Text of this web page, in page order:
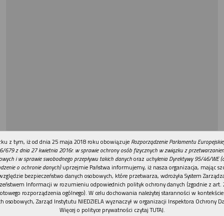
REKLAMA
z tym, iż od dnia 25 maja 2018 roku obowiązuje Rozporządzenie Parlamentu
679 z dnia 27 kwietnia 2016r. w sprawie ochrony osób fizycznych w związku z
i w sprawie swobodnego przepływu takich danychoraz uchylenia Dyrektywy 95/46/WE
o ochronie danych)uprzejmie Państwa informujemy, iż nasza organizacja, mając
bezpieczeństwo danych osobowych, które przetwarza, wdrożyła System
Informacji w rozumieniu odpowiednich polityk ochrony danych (zgodnie z art.
rozporządzenia ogólnego). W celu dochowania należytej staranności w
osobowych, Zarząd Instytutu NIEDZIELA wyznaczył w organizacji Inspektora Ochrony
Więcej o polityce prywatności czytaj TUTAJ.